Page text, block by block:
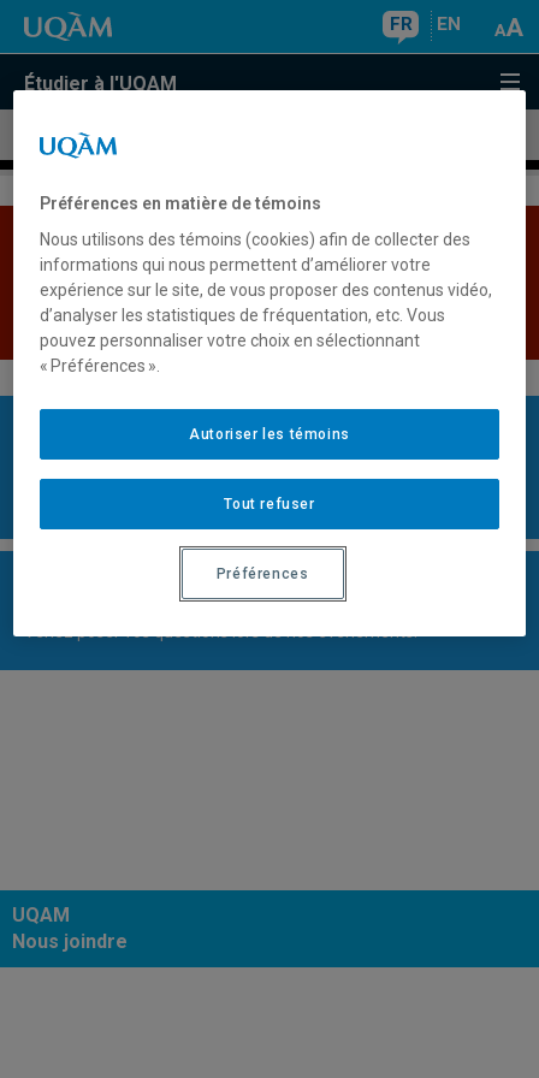
FR EN
Étudier à l'UQAM
Aucun résultat
Les bases de données institutionnelles sont
indisponibles pour le moment. Veuillez réessayer plus
tard.
Retour
Restons en contact
Recevez des communications personnalisées sur les études à
Rencontrez-nous
UQAM
Nous joindre
Préférences en matière de témoins
Nous utilisons des témoins (cookies) afin de collecter des
informations qui nous permettent d’améliorer votre
expérience sur le site, de vous proposer des contenus vidéo,
d’analyser les statistiques de fréquentation, etc. Vous
pouvez personnaliser votre choix en sélectionnant
« Préférences ».
Tout refuser
Autoriser les témoins
Préférences